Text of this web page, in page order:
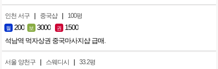
인천 서구 | 중국샵 | 100평
월 200 보 3000 권 1500
석남역 먹자상권 중국마사지샵 급매.
서울 양천구 | 스웨디시 | 33.2평